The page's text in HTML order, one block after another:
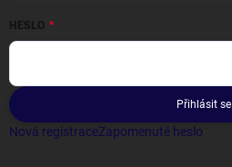
HESLO
Přihlásit se
Nová registraceZapomenuté heslo